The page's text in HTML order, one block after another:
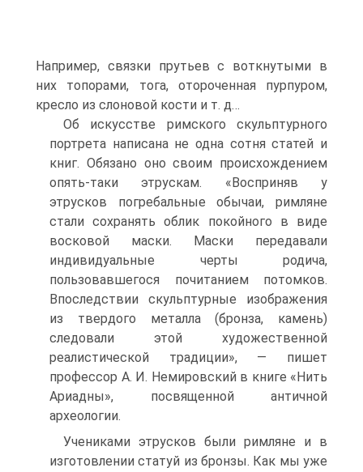
Например, связки прутьев с воткнутыми в
них топорами, тога, отороченная пурпуром,
кресло из слоновой кости и т. д…
Об искусстве римского скульптурного
портрета написана не одна сотня статей и
книг. Обязано оно своим происхождением
опять-таки этрускам. «Восприняв у
этрусков погребальные обычаи, римляне
стали сохранять облик покойного в виде
восковой маски. Маски передавали
индивидуальные черты родича,
пользовавшегося почитанием потомков.
Впоследствии скульптурные изображения
из твердого металла (бронза, камень)
следовали этой художественной
реалистической традиции», — пишет
профессор А. И. Немировский в книге «Нить
Ариадны», посвященной античной
археологии.
Учениками этрусков были римляне и в
изготовлении статуй из бронзы. Как мы уже